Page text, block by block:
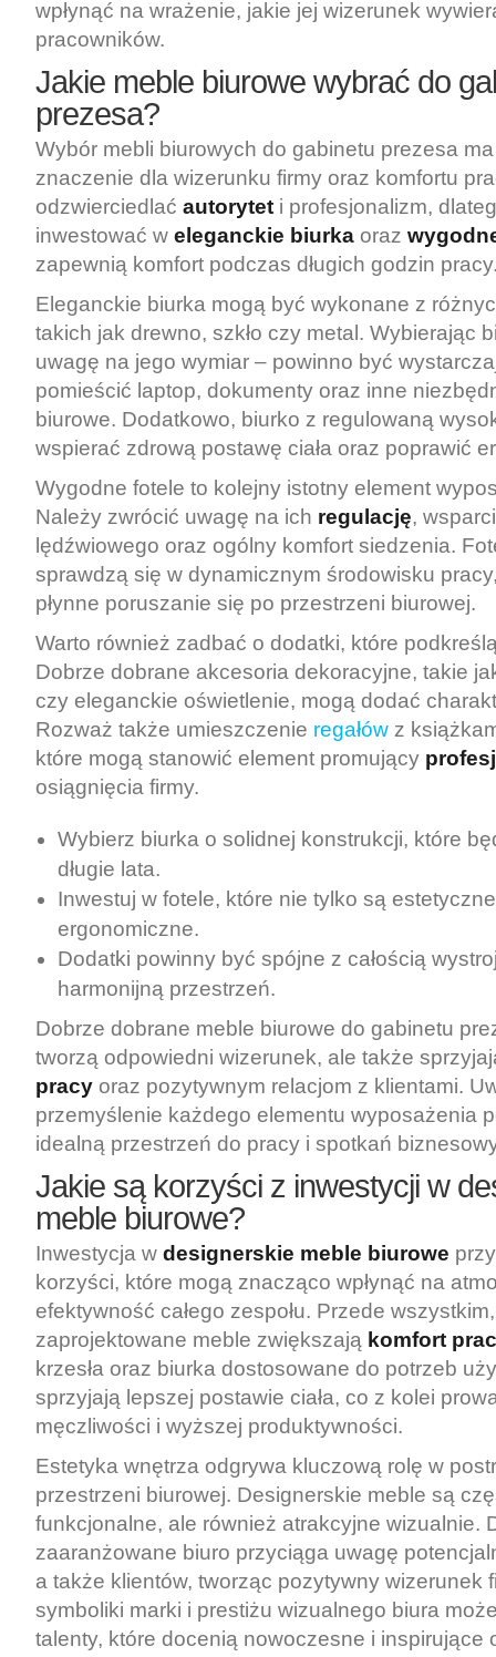
wpłynąć na wrażenie, jakie jej wizerunek
pracowników.
Jakie meble biurowe wybrać do
prezesa?
Wybór mebli biurowych do gabinetu prezesa
znaczenie dla wizerunku firmy oraz komfortu
odzwierciedlać autorytet i profesjonalizm,
inwestować w eleganckie biurka oraz
zapewnią komfort podczas długich godzin
Eleganckie biurka mogą być wykonane z
takich jak drewno, szkło czy metal. Wybierając
uwagę na jego wymiar – powinno być
pomieścić laptop, dokumenty oraz inne
biurowe. Dodatkowo, biurko z regulowaną
wspierać zdrową postawę ciała oraz poprawić
Wygodne fotele to kolejny istotny element
Należy zwrócić uwagę na ich regulację,
lędźwiowego oraz ogólny komfort siedzenia.
sprawdzą się w dynamicznym środowisku
płynne poruszanie się po przestrzeni biurowej.
Warto również zadbać o dodatki, które
Dobrze dobrane akcesoria dekoracyjne, takie
czy eleganckie oświetlenie, mogą dodać
Rozważ także umieszczenie regałów z
które mogą stanowić element promujący
osiągnięcia firmy.
Wybierz biurka o solidnej konstrukcji, które
długie lata.
Inwestuj w fotele, które nie tylko są
ergonomiczne.
Dodatki powinny być spójne z całością
harmonijną przestrzeń.
Dobrze dobrane meble biurowe do gabinetu
tworzą odpowiedni wizerunek, ale także
pracy oraz pozytywnym relacjom z klientami.
przemyślenie każdego elementu wyposażenia
idealną przestrzeń do pracy i spotkań
Jakie są korzyści z inwestycji w
meble biurowe?
Inwestycja w designerskie meble biurowe
korzyści, które mogą znacząco wpłynąć na
efektywność całego zespołu. Przede
zaprojektowane meble zwiększają komfort
krzesła oraz biurka dostosowane do potrzeb
sprzyjają lepszej postawie ciała, co z kolei
męczliwości i wyższej produktywności.
Estetyka wnętrza odgrywa kluczową rolę w
przestrzeni biurowej. Designerskie meble są
funkcjonalne, ale również atrakcyjne wizualnie.
zaaranżowane biuro przyciąga uwagę
a także klientów, tworząc pozytywny wizerunek
symboliki marki i prestiżu wizualnego biura
talenty, które docenią nowoczesne i inspirujące